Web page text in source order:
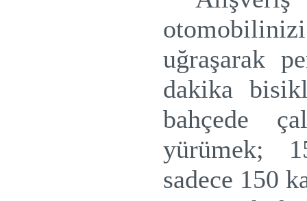
uğraşarak
dakika
bahçede
yürümek;
sadece 150